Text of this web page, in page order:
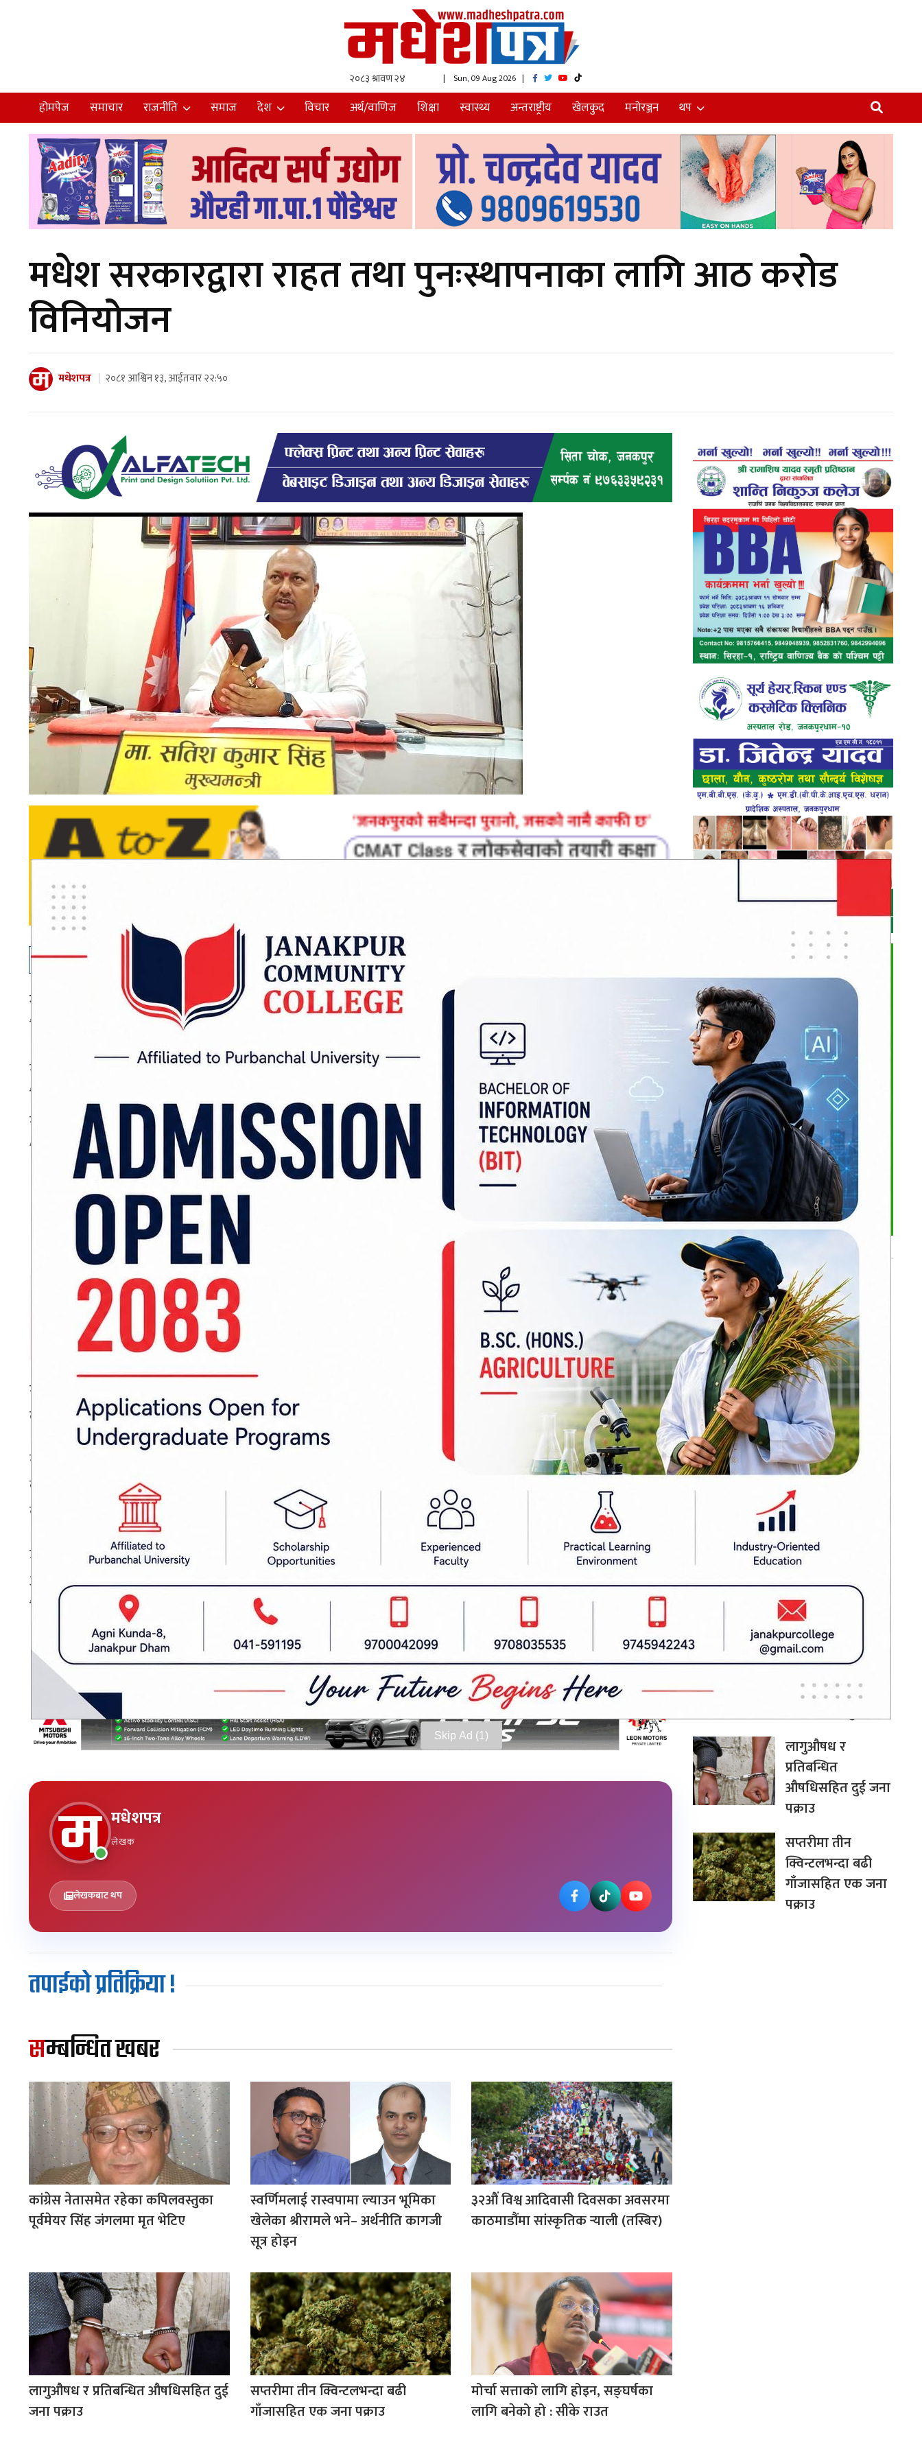
Skip Ad
| Sun, 09 Aug 2026 |
होमपेज समाचार राजनीति समाज देश विचार अर्थ/वाणिज शिक्षा स्वास्थ्य अन्तराष्ट्रीय खेलकुद मनोरञ्जन थप
मधेश सरकारद्वारा राहत तथा पुनःस्थापनाका लागि आठ करोड
विनियोजन
मधेशपत्र २०८१ आश्विन १३, आईतवार २२:५०
जनकपुरधाम
: मधेस प्रदेश सरकारले अविरल वर्षाले पुर्‍याएको क्षतिबापत् पीडितलाई राहत तथा पुनःस्थापना गर्न आठवटै
जिल्लालाई एक/एक करोड आपत्कालीन रकम विनियोजन गर्ने निर्णय गरेको छ ।
मधेसमा बाढीबाट भएको सडक क्षतिको पुनः निर्माणका लागि भौतिक पूर्वाधार विकास मन्त्रालयलाई तत्कालै पाँच करोड रकम
विनियोजन गर्ने निर्णय गरेको हो । आइतबार बसेको मधेस प्रदेश सरकारको मन्त्रिपरिषद्को बैठकले उक्त निर्णय गरेको
मुख्यमन्त्री सतिशकुमार सिंहले जानकारी दिए ।
ADVERTISEMENT
मुख्यमन्त्री सिंहले भने, ‘मधेस सरकारका गृह, सञ्चार तथा कानुनमन्त्रीको अगुवाइमा प्रादेशिक सुरक्षा समितिको बैठक बस्न
लगाएर मधेसको कुन वडामा कति क्षति भएको छ, वडास्तरीय क्षतिका विवरण ल्याउन निर्देशनसमेत दिइएको छ ।’
मुख्यमन्त्री सिंहले देशभरिका बाढी र पहिरोको प्रकोपले मधेस अछुतो नरहेको र आठवटै जिल्लामा समस्या भए पनि सप्तरीमा
कोशी नदीका कारण हनुमाननगर कंकालिनी, रौतहटमा बागमती नदीका कारण राजदेवी नगरपालिका र सर्लाहीमा बकैया र
बागमती नदीका कारण बलरा नगरपालिकासहितका पालिकाहरु अति प्रभावित भएको जानकारी दिए ।
उनले मन्त्रिपरिषद्को बैठकबाट सम्पूर्ण दातृ निकायहरुलाई राहतका लागि खुल्ला आह्वान गरिएको र प्रभावित क्षेत्रमा पुग्न
आग्रह गर्ने निर्णय भएको बताए । मुख्यमन्त्री सिंहले मधेसको प्रभावित क्षेत्रमा स्वास्थ्य सेवा प्रदान गर्न सम्बन्धित निकायलाई
निर्देशन दिइएकोसमेत बताए ।
प्रकाशित मिति: २०८१ आश्विन १३, आईतवार २२:५०
मुख्यमन्त्री सतिशकुमार सिंह
मधेशपत्र
लेखक
लेखकबाट थप
तपाईको प्रतिक्रिया !
सम्बन्धित खबर
कांग्रेस नेतासमेत रहेका कपिलवस्तुका
पूर्वमेयर सिंह जंगलमा मृत भेटिए
स्वर्णिमलाई रास्वपामा ल्याउन भूमिका
खेलेका श्रीरामले भने– अर्थनीति कागजी
सूत्र होइन
३२औं विश्व आदिवासी दिवसका अवसरमा
काठमाडौंमा सांस्कृतिक र्‍याली (तस्बिर)
लागुऔषध र प्रतिबन्धित औषधिसहित दुई
जना पक्राउ
सप्तरीमा तीन क्विन्टलभन्दा बढी
गाँजासहित एक जना पक्राउ
मोर्चा सत्ताको लागि होइन, सङ्घर्षका
लागि बनेको हो : सीके राउत
भर्खरै
कांग्रेस नेतासमेत
रहेका कपिलवस्तुका
पूर्वमेयर सिंह जंगलमा
मृत भेटिए
स्वर्णिमलाई
रास्वपामा ल्याउन
भूमिका खेलेका
श्रीरामले भने–
अर्थनीति कागजी सूत्र
होइन
३२औं विश्व आदिवासी
दिवसका अवसरमा
सांस्कृतिक र्‍याली
(तस्बिर)
देउवा र खड्काको
पुनरावलोकन
निवेदनमा सुनुवाइ गर्न
लागुऔषध र
प्रतिबन्धित
औषधिसहित दुई जना
पक्राउ
सप्तरीमा तीन
क्विन्टलभन्दा बढी
गाँजासहित एक जना
पक्राउ